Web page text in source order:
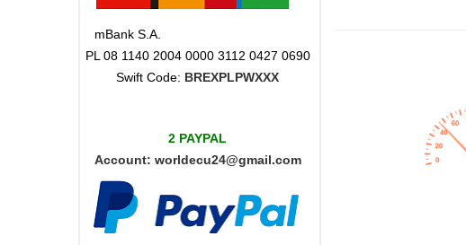
mBank S.A.
PL 08 1140 2004 0000 3112 0427 0690
Swift Code: BREXPLPWXXX
2 PAYPAL
Account: worldecu24@gmail.com